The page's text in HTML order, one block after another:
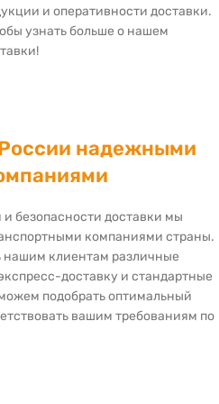
и оперативности доставки.
узнать больше о нашем
надежными
безопасности доставки мы
компаниями страны.
нашим клиентам различные
доставку и стандартные
подобрать оптимальный
вашим требованиям по